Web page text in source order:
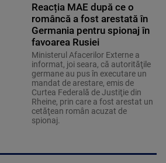
Reacția MAE după ce o
româncă a fost arestată în
Germania pentru spionaj în
favoarea Rusiei
Ministerul Afacerilor Externe a
informat, joi seara, că autorităţile
germane au pus în executare un
mandat de arestare, emis de
Curtea Federală de Justiţie din
Rheine, prin care a fost arestat un
cetăţean român acuzat de
spionaj.